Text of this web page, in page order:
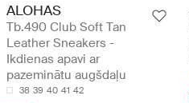
ALOHAS
Tb.490 Club Soft Tan
Leather Sneakers -
Ikdienas apavi ar
pazeminātu augšdaļu
38 39 40 41 42